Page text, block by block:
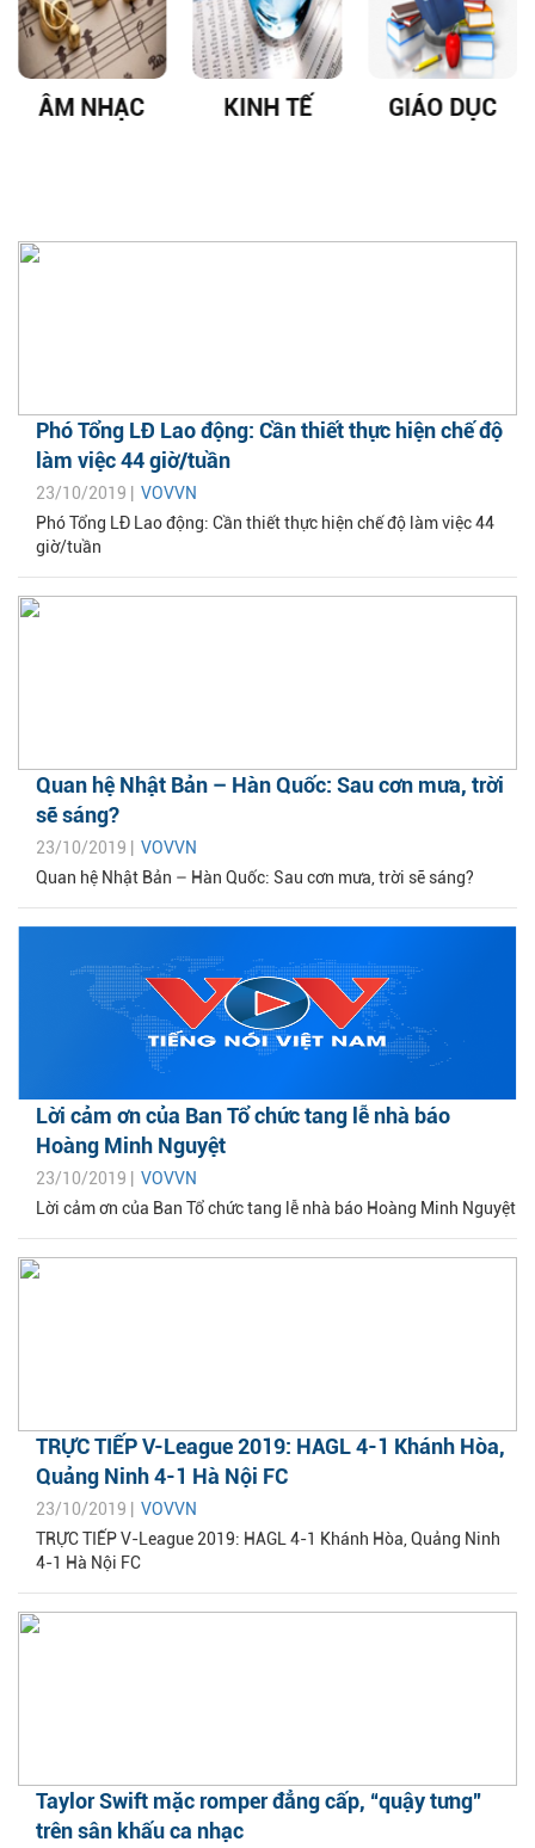
ÂM NHẠC KINH TẾ GIÁO DỤC
Phó Tổng LĐ Lao động: Cần thiết thực hiện chế độ
làm việc 44 giờ/tuần
23/10/2019 | VOVVN
Phó Tổng LĐ Lao động: Cần thiết thực hiện chế độ làm việc 44
giờ/tuần
Quan hệ Nhật Bản – Hàn Quốc: Sau cơn mưa, trời
sẽ sáng?
23/10/2019 | VOVVN
Quan hệ Nhật Bản – Hàn Quốc: Sau cơn mưa, trời sẽ sáng?
Lời cảm ơn của Ban Tổ chức tang lễ nhà báo
Hoàng Minh Nguyệt
23/10/2019 | VOVVN
Lời cảm ơn của Ban Tổ chức tang lễ nhà báo Hoàng Minh Nguyệt
TRỰC TIẾP V-League 2019: HAGL 4-1 Khánh Hòa,
Quảng Ninh 4-1 Hà Nội FC
23/10/2019 | VOVVN
TRỰC TIẾP V-League 2019: HAGL 4-1 Khánh Hòa, Quảng Ninh
4-1 Hà Nội FC
Taylor Swift mặc romper đẳng cấp, “quậy tưng”
trên sân khấu ca nhạc